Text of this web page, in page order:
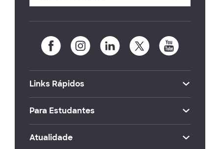
Links Rápidos
Para Estudantes
Atualidade